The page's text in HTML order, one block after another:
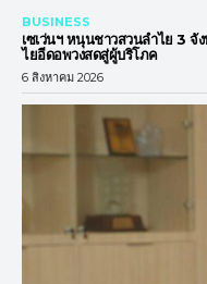
BUSINESS
เซเว่นฯ หนุนชาวสวนลำไย 3
ไยอีดอพวงสดสู่ผู้บริโภค
6 สิงหาคม 2026